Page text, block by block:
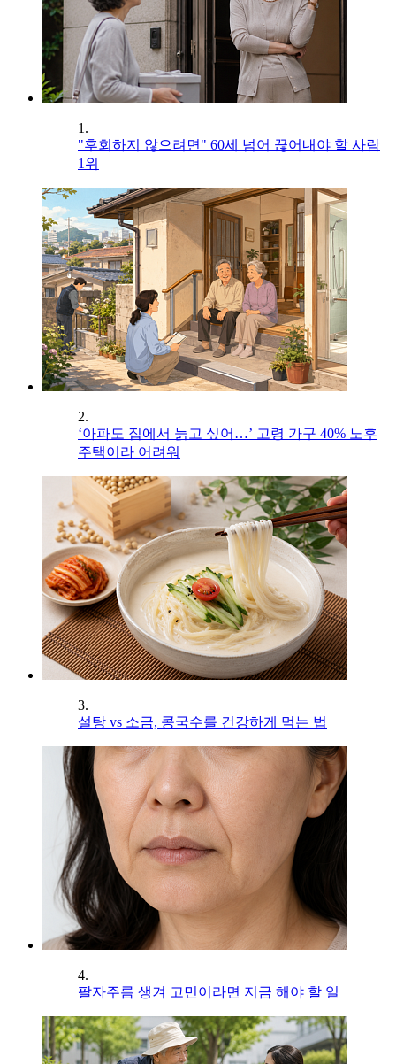
1.
"후회하지 않으려면" 60세 넘어 끊어내야 할 사람
1위
2.
‘아파도 집에서 늙고 싶어…’ 고령 가구 40% 노후
주택이라 어려워
3.
설탕 vs 소금, 콩국수를 건강하게 먹는 법
4.
팔자주름 생겨 고민이라면 지금 해야 할 일